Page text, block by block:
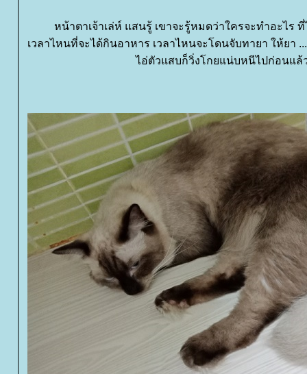
หน้าตาเจ้าเล่ห์ แสนรู้ เขาจะรู้หมดว่าใครจะทำอะไร
เวลาไหนที่จะได้กินอาหาร เวลาไหนจะโดนจับทายา ให้ยา
ไอ่ตัวแสบก็วิ่งโกยแน่บหนีไปก่อนแล้